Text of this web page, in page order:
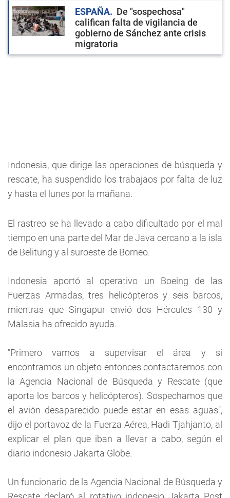
ESPAÑA
De "sospechosa"
califican falta de vigilancia de
gobierno de Sánchez ante crisis
migratoria
Indonesia, que dirige las operaciones de búsqueda y
rescate, ha suspendido los trabajaos por falta de luz
y hasta el lunes por la mañana.
El rastreo se ha llevado a cabo dificultado por el mal
tiempo en una parte del Mar de Java cercano a la isla
de Belitung y al suroeste de Borneo.
Indonesia aportó al operativo un Boeing de las
Fuerzas Armadas, tres helicópteros y seis barcos,
mientras que Singapur envió dos Hércules 130 y
Malasia ha ofrecido ayuda.
"Primero vamos a supervisar el área y si
encontramos un objeto entonces contactaremos con
la Agencia Nacional de Búsqueda y Rescate (que
aporta los barcos y helicópteros). Sospechamos que
el avión desaparecido puede estar en esas aguas",
dijo el portavoz de la Fuerza Aérea, Hadi Tjahjanto, al
explicar el plan que iban a llevar a cabo, según el
diario indonesio Jakarta Globe.
Un funcionario de la Agencia Nacional de Búsqueda y